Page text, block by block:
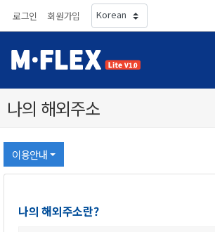
로그인 회원가입
나의해외주소
이용안내
나의해외주소란?